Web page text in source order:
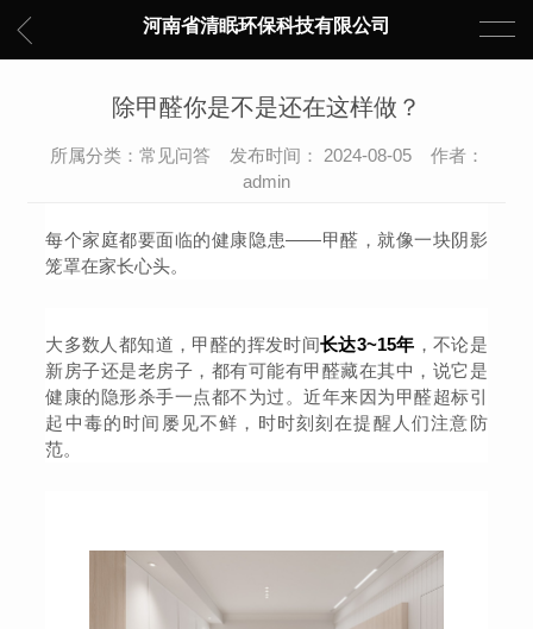
河南省清眠环保科技有限公司
除甲醛你是不是还在这样做？
所属分类：常见问答 发布时间： 2024-08-05 作者：
admin
每个家庭都要面临的健康隐患——甲醛， 就像一块阴影
笼罩在家长心头。
大多数人都知道，甲醛的挥发时间长达3~15年 ，不论是
新房子还是老房子，都有可能有甲醛藏在其中，说它是
健康的隐形杀手一点都不为过。近年来因为甲醛超标引
起中毒的时间屡见不鲜，时时刻刻在提醒人们注意防
范。